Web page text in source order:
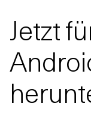
Jetzt